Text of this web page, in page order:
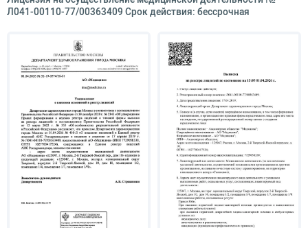
профобразования «Международный институт
В 2016 г. во время повышения квалификации в
частном учреждении дополнительного
профессионального образования «Медицинская
школа ЕМС» освоена программа «МРТ
предстательной железы».
В 2017 г. пройдены курсу повышения
квалификации в ЧУ ДПО «Аз» по программе
«Магнитно-резонансная томография» (для
врачей).
Является соавтором более 40 статей в журналах и
сборниках в России и за рубежом. Выступала с
Л041-00110-77/00363409 Срок действия: бессрочная